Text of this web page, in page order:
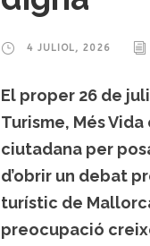
4 JULIOL, 2026
El proper 26 de
Turisme, Més
ciutadana per
d’obrir un debat
turístic de
preocupació